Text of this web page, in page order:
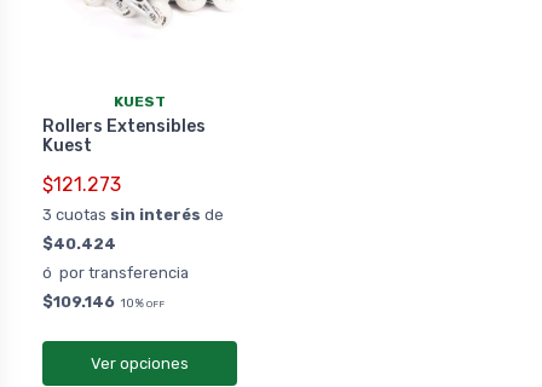
KUEST
Rollers Extensibles
Kuest
$121.273
3 cuotas sin interés de
$40.424
ó por transferencia
$109.146 10% OFF
Ver opciones